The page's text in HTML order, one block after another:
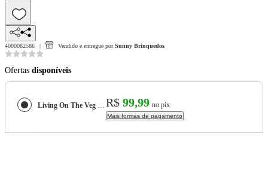
4000082586 Vendido e entregue por Sunny Brinquedos
Ofertas disponíveis
Living On The Veg - Pelúcia De 15Cm - Fey - Série 1 R$ 99,99 no pix
Mais formas de pagamento